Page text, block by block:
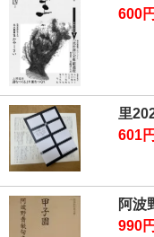
600
里
601
阿波
990